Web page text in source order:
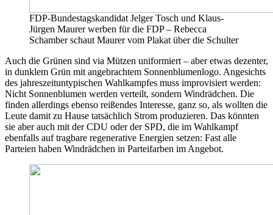
FDP-Bundestagskandidat Jelger Tosch und Klaus-
Jürgen Maurer werben für die FDP – Rebecca
Schamber schaut Maurer vom Plakat über die Schulter
Auch die Grünen sind via Mützen uniformiert – aber etwas dezenter,
in dunklem Grün mit angebrachtem Sonnenblumenlogo. Angesichts
des jahreszeituntypischen Wahlkampfes muss improvisiert werden:
Nicht Sonnenblumen werden verteilt, sondern Windrädchen. Die
finden allerdings ebenso reißendes Interesse, ganz so, als wollten die
Leute damit zu Hause tatsächlich Strom produzieren. Das könnten
sie aber auch mit der CDU oder der SPD, die im Wahlkampf
ebenfalls auf tragbare regenerative Energien setzen: Fast alle
Parteien haben Windrädchen in Parteifarben im Angebot.